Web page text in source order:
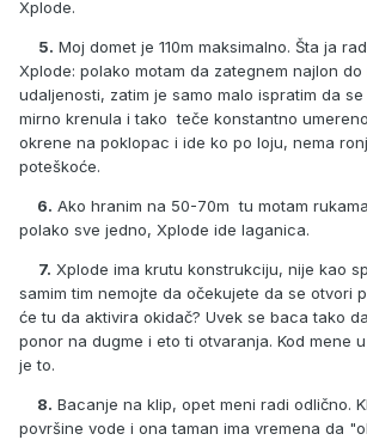
Xplode.
5. Moj domet je 110m maksimalno. Šta ja
Xplode: polako motam da zategnem najlon
udaljenosti, zatim je samo malo ispratim da
mirno krenula i tako teče konstantno
okrene na poklopac i ide ko po loju, nema
poteškoće.
6. Ako hranim na 50-70m tu motam
polako sve jedno, Xplode ide laganica.
7. Xplode ima krutu konstrukciju, nije kao
samim tim nemojte da očekujete da se otvori
će tu da aktivira okidač? Uvek se baca tako
ponor na dugme i eto ti otvaranja. Kod mene
je to.
8. Bacanje na klip, opet meni radi odlično.
površine vode i ona taman ima vremena da